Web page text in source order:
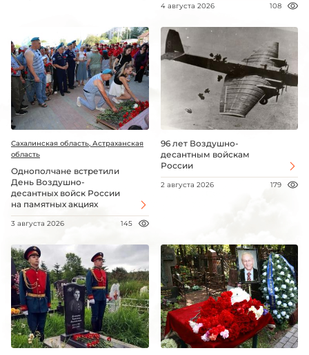
4 августа 2026 108
Сахалинская область, Астраханская
область
Однополчане встретили
День Воздушно-
десантных войск России
на памятных акциях
3 августа 2026 145
96 лет Воздушно-
десантным войскам
России
2 августа 2026 179